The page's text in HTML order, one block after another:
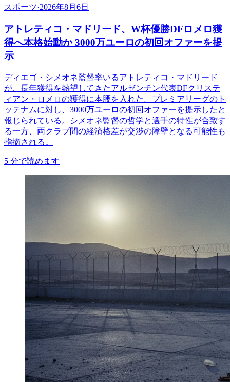
スポーツ·2026年8月6日
アトレティコ・マドリード、W杯優勝DFロメロ獲
得へ本格始動か 3000万ユーロの初回オファーを提
示
ディエゴ・シメオネ監督率いるアトレティコ・マドリード
が、長年獲得を熱望してきたアルゼンチン代表DFクリステ
ィアン・ロメロの獲得に本腰を入れた。プレミアリーグのト
ッテナムに対し、3000万ユーロの初回オファーを提示したと
報じられている。シメオネ監督の哲学と選手の特性が合致す
る一方、両クラブ間の経済格差が交渉の障壁となる可能性も
指摘される。
5 分で読めます